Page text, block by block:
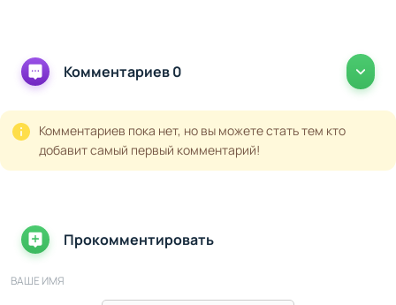
Комментариев 0
Комментариев пока нет, но вы можете стать тем кто
добавит самый первый комментарий!
Прокомментировать
ВАШЕ ИМЯ